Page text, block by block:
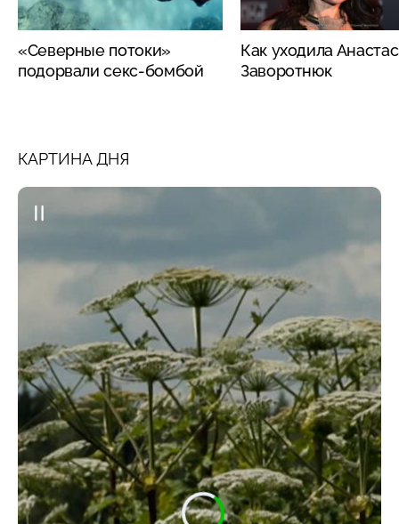
«Северные потоки»
подорвали секс-бомбой
Как уходила
Заворотнюк
КАРТИНА ДНЯ